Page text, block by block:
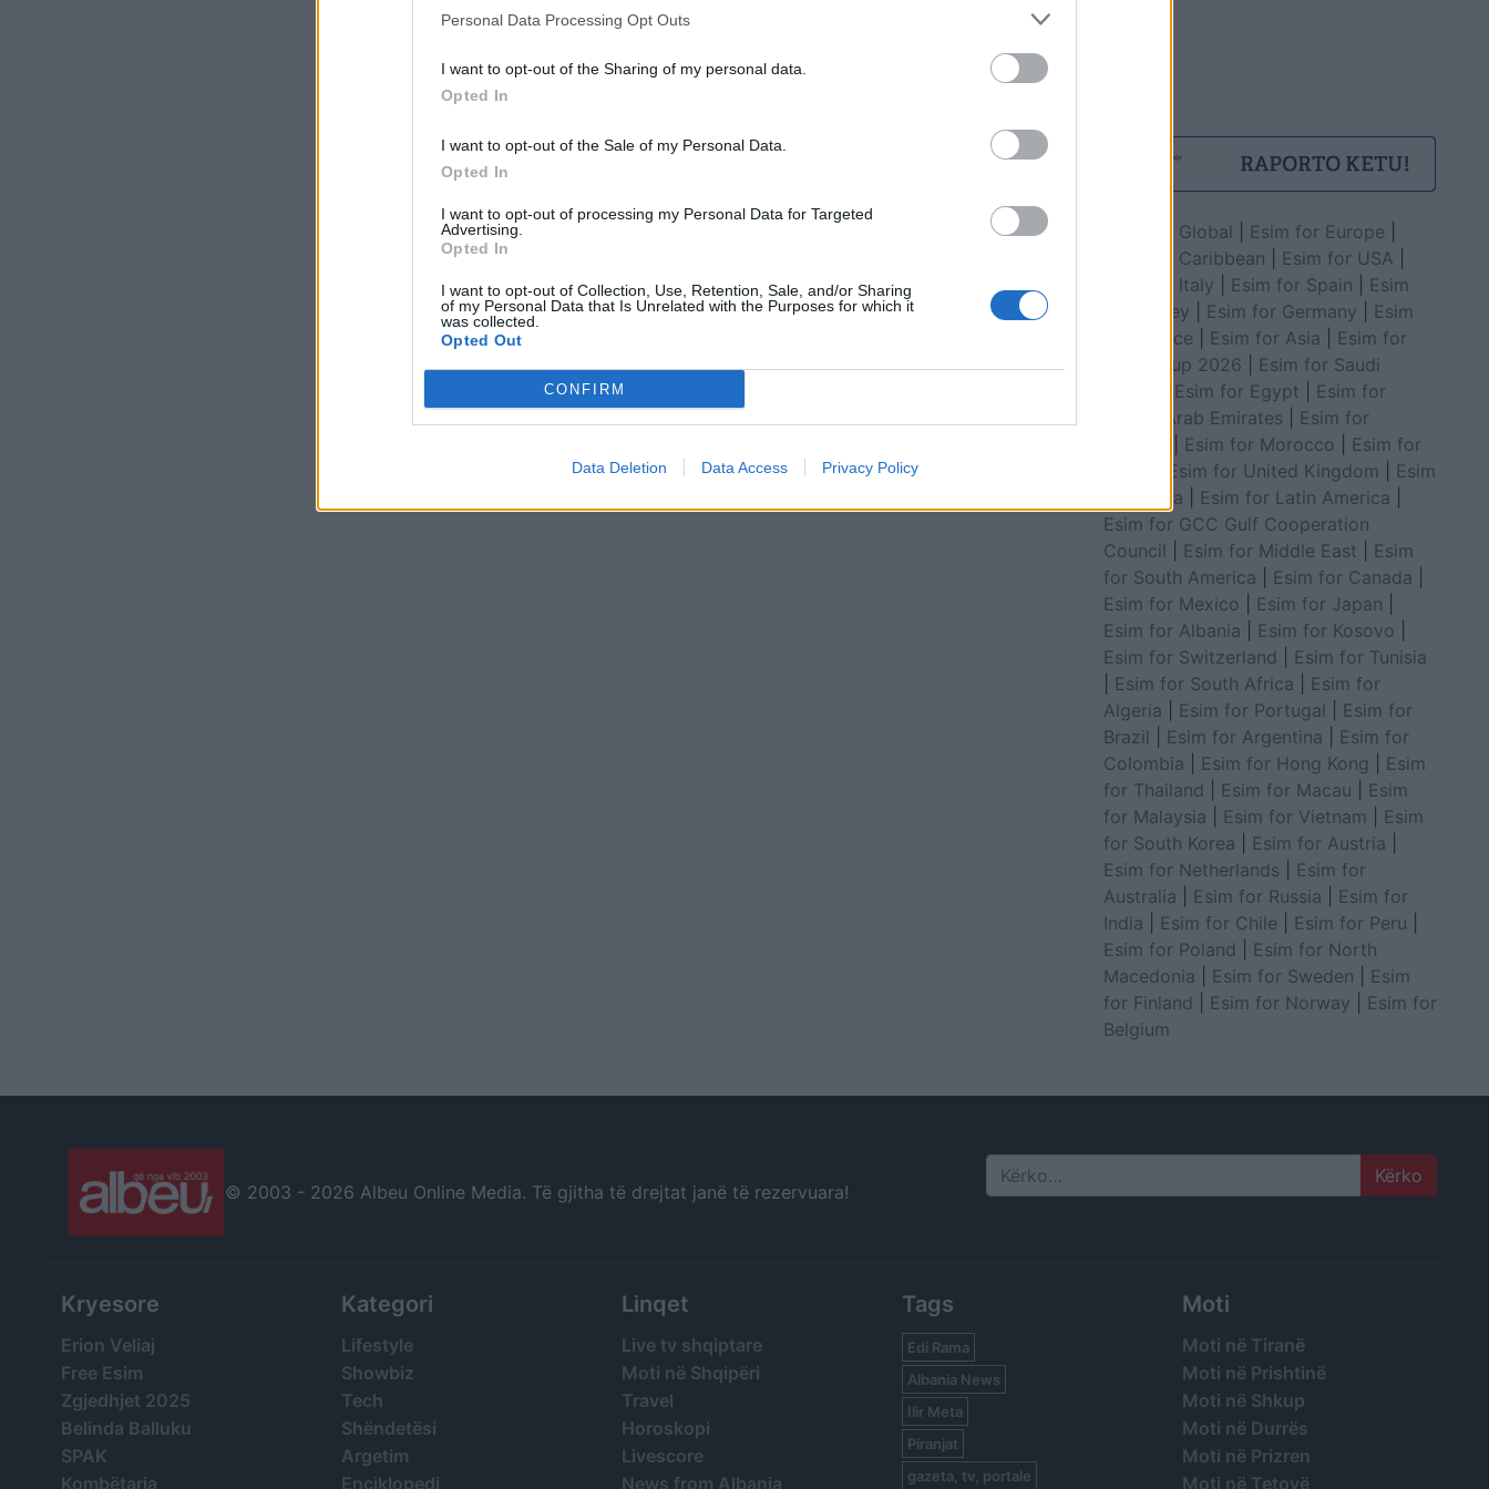
Personal Data Processing Opt Outs
I want to opt-out of the Sharing of my personal data.
Opted In
I want to opt-out of the Sale of my Personal Data.
Opted In
I want to opt-out of processing my Personal Data for Targeted
Advertising.
Opted In
I want to opt-out of Collection, Use, Retention, Sale, and/or Sharing
of my Personal Data that Is Unrelated with the Purposes for which it
was collected.
Opted Out
CONFIRM
Data Deletion Data Access Privacy Policy
Esim for Global Esim for Europe
Esim for Caribbean
Esim for USA
Esim for Italy
Esim for Spain
Esim
for Turkey
Esim for Germany
Esim
for Greece
Esim for Asia
Esim for
World Cup 2026
Esim for Saudi
Esim for Egypt
Esim for
United Arab Emirates
Esim for
Esim for Morocco
Esim for
Esim for United Kingdom
Esim
for Africa
Esim for Latin America
Esim for GCC Gulf Cooperation
Council
Esim for Middle East
Esim
for South America
Esim for Canada
Esim for Mexico
Esim for Japan
Esim for Albania
Esim for Kosovo
Esim for Switzerland
Esim for Tunisia
Esim for South Africa
Esim for
Algeria
Esim for Portugal
Esim for
Brazil
Esim for Argentina
Esim for
Colombia
Esim for Hong Kong
Esim
for Thailand
Esim for Macau
Esim
for Malaysia
Esim for Vietnam
Esim
for South Korea
Esim for Austria
Esim for Netherlands
Esim for
Australia
Esim for Russia
Esim for
India
Esim for Chile Esim for Peru
Esim for Poland
Esim for North
Macedonia
Esim for Sweden
Esim
for Finland
Esim for Norway
Esim for
Belgium
© 2003 - 2026 Albeu Online Media. Të gjitha të drejtat janë të rezervuara! Search
Kryesore
Erion Veliaj
Free Esim
Zgjedhjet 2025
Belinda Balluku
SPAK
Kombëtarja
Kategori
Lifestyle
Showbiz
Tech
Shëndetësi
Argetim
Enciklopedi
Linqet
Live tv shqiptare
Moti në Shqipëri
Travel
Horoskopi
Livescore
News from Albania
Tags
Edi Rama
Albania News
Ilir Meta
Piranjat
gazeta, tv, portale
Moti
Moti në Tiranë
Moti në Prishtinë
Moti në Shkup
Moti në Durrës
Moti në Prizren
Moti në Tetovë